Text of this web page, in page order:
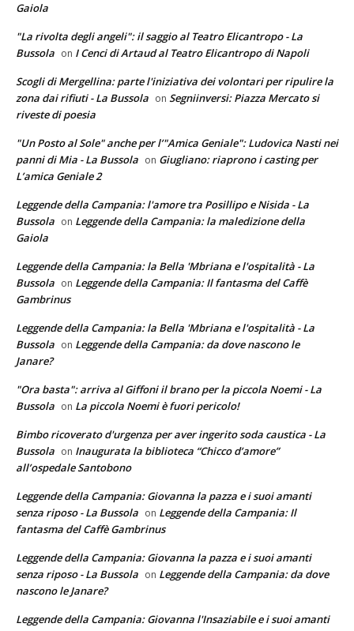
Gaiola
"La rivolta degli angeli": il saggio al Teatro Elicantropo - La
Bussola on I Cenci di Artaud al Teatro Elicantropo di Napoli
Scogli di Mergellina: parte l'iniziativa dei volontari per ripulire la
zona dai rifiuti - La Bussola on Segniinversi: Piazza Mercato si
riveste di poesia
"Un Posto al Sole" anche per l’"Amica Geniale": Ludovica Nasti nei
panni di Mia - La Bussola on Giugliano: riaprono i casting per
L’amica Geniale 2
Leggende della Campania: l'amore tra Posillipo e Nisida - La
Bussola on Leggende della Campania: la maledizione della
Gaiola
Leggende della Campania: la Bella 'Mbriana e l'ospitalità - La
Bussola on Leggende della Campania: Il fantasma del Caffè
Gambrinus
Leggende della Campania: la Bella 'Mbriana e l'ospitalità - La
Bussola on Leggende della Campania: da dove nascono le
Janare?
"Ora basta": arriva al Giffoni il brano per la piccola Noemi - La
Bussola on La piccola Noemi è fuori pericolo!
Bimbo ricoverato d'urgenza per aver ingerito soda caustica - La
Bussola on Inaugurata la biblioteca “Chicco d’amore”
all’ospedale Santobono
Leggende della Campania: Giovanna la pazza e i suoi amanti
senza riposo - La Bussola on Leggende della Campania: Il
fantasma del Caffè Gambrinus
Leggende della Campania: Giovanna la pazza e i suoi amanti
senza riposo - La Bussola on Leggende della Campania: da dove
nascono le Janare?
Leggende della Campania: Giovanna l'Insaziabile e i suoi amanti